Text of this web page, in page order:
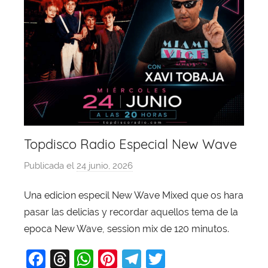
Topdisco Radio Especial New Wave
Publicada el 24 junio, 2026
r
X
a
i
Una edicion especil New Wave Mixed que os hara
pasar las delicias y recordar aquellos tema de la
epoca New Wave, session mix de 120 minutos.
F
T
W Pi
T